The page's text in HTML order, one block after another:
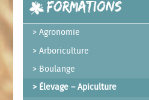
Formations
Agronomie
Arboriculture
Boulange
Élevage – Apiculture